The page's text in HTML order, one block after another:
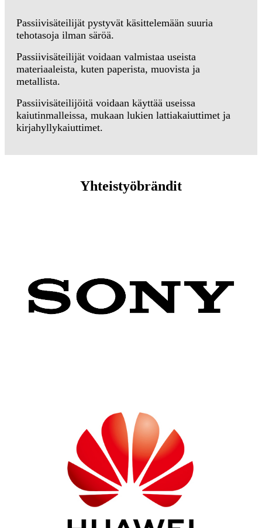
Passiivisäteilijät pystyvät käsittelemään suuria
tehotasoja ilman säröä.
Passiivisäteilijät voidaan valmistaa useista
materiaaleista, kuten paperista, muovista ja
metallista.
Passiivisäteilijöitä voidaan käyttää useissa
kaiutinmalleissa, mukaan lukien lattiakaiuttimet ja
kirjahyllykaiuttimet.
Yhteistyöbrändit